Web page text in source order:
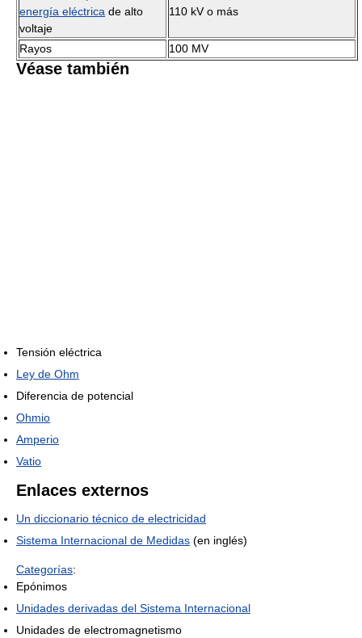
energía eléctrica de alto
voltaje
110 kV o más
Rayos 100 MV
Véase también
Tensión eléctrica
Ley de Ohm
Diferencia de potencial
Ohmio
Amperio
Vatio
Enlaces externos
Un diccionario técnico de electricidad
Sistema Internacional de Medidas (en inglés)
Categorías:
Epónimos
Unidades derivadas del Sistema Internacional
Unidades de electromagnetismo